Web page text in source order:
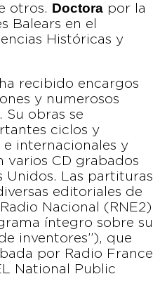
otros. Doctorapor la
Balears en el
Históricas y
recibido encargos
y numerosos
Su obras se
ciclos y
e internacionales y
varios CD grabados
Unidos. Las partituras
editoriales de
Nacional (RNE2)
íntegro sobre su
inventores”), que
por Radio France
National Public